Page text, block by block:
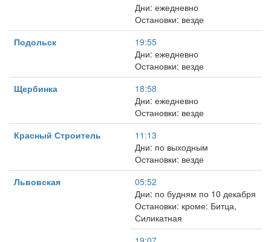
Дни: ежедневно
Остановки: везде
Подольск
19:55
Дни: ежедневно
Остановки: везде
Щербинка
18:58
Дни: ежедневно
Остановки: везде
Красный Строитель
11:13
Дни: по выходным
Остановки: везде
Львовская
05:52
Дни: по будням по 10 декабря
Остановки: кроме: Битца,
Силикатная